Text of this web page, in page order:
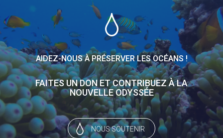
AIDEZ-NOUS À PRÉSERVER LES OCÉANS !
FAITES UN DON ET CONTRIBUEZ À LA
NOUVELLE ODYSSÉE
NOUS SOUTENIR